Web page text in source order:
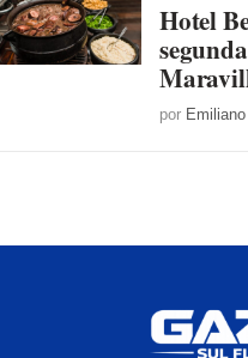
Hotel
por